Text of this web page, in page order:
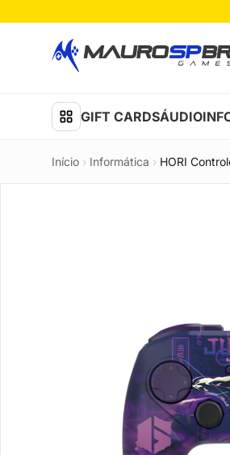
GIFT CARDSÁUDIO
Início › Informática › HORI